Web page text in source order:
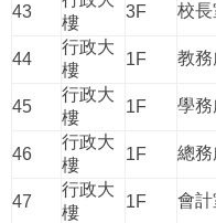
43
樓
3F 校長
44
行政大
樓
1F 教務
45
行政大
樓
1F 學務
46
行政大
樓
1F 總務
47
行政大
樓
1F 會計